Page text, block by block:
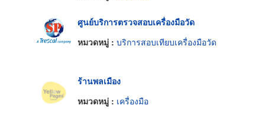
ศูนย์บริการตรวจสอบเครื่องมือวัด
หมวดหมู่ : บริการสอบเทียบเครื่องมือวัด
ร้านพลเมือง
หมวดหมู่ : เครื่องมือ